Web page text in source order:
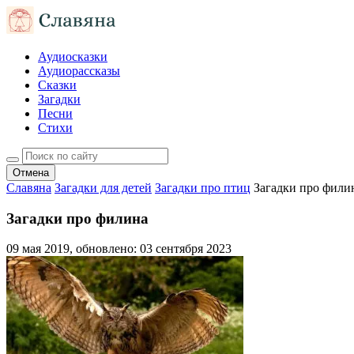
Аудиосказки
Аудиорассказы
Сказки
Загадки
Песни
Стихи
Отмена
Славяна Загадки для детей Загадки про птиц Загадки про
Загадки про филина
09 мая 2019, обновлено: 03 сентября 2023